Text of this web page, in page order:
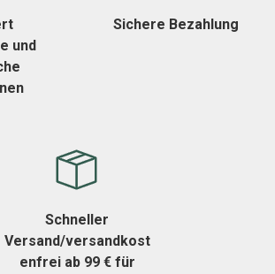
und
Sichere Bezahlung
Schneller
Versand/versandkost
enfrei ab 99 € für